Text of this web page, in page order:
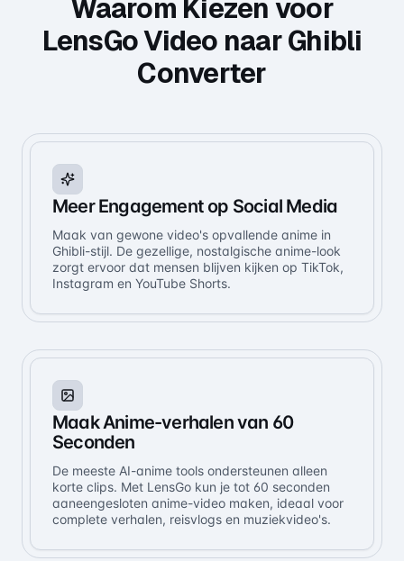
Waarom Kiezen voor
LensGo Video naar Ghibli
Converter
Meer Engagement op Social Media
Maak van gewone video's opvallende anime in
Ghibli-stijl. De gezellige, nostalgische anime-look
zorgt ervoor dat mensen blijven kijken op TikTok,
Instagram en YouTube Shorts.
Maak Anime-verhalen van 60
Seconden
De meeste AI-anime tools ondersteunen alleen
korte clips. Met LensGo kun je tot 60 seconden
aaneengesloten anime-video maken, ideaal voor
complete verhalen, reisvlogs en muziekvideo's.